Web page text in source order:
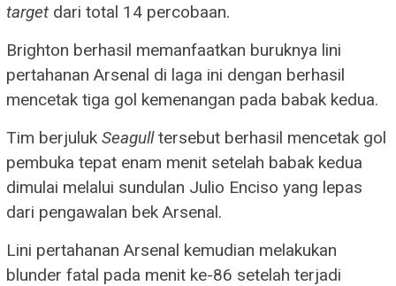
target dari total 14 percobaan.
Brighton berhasil memanfaatkan buruknya lini
pertahanan Arsenal di laga ini dengan berhasil
mencetak tiga gol kemenangan pada babak kedua.
Tim berjuluk Seagulltersebut berhasil mencetak gol
pembuka tepat enam menit setelah babak kedua
dimulai melalui sundulan Julio Enciso yang lepas
dari pengawalan bek Arsenal.
Lini pertahanan Arsenal kemudian melakukan
blunder fatal pada menit ke-86 setelah terjadi